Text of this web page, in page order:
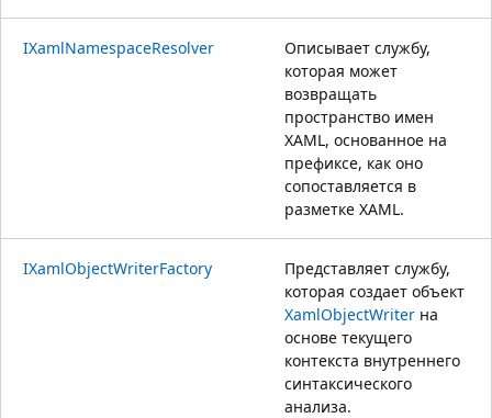
IXamlNamespaceResolver
Описывает службу,
которая может
возвращать
пространство имен
XAML, основанное на
префиксе, как оно
сопоставляется в
разметке XAML.
IXamlObjectWriterFactory
Представляет службу,
которая создает объект
XamlObjectWriter на
основе текущего
контекста внутреннего
синтаксического
анализа.